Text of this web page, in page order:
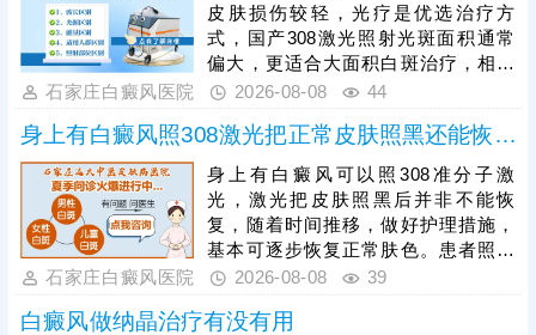
皮肤损伤较轻，光疗是优选治疗方
式，国产308激光照射光斑面积通常
偏大，更适合大面积白斑治疗，相较
之下，进口308激光靶向性强、光源
边健康肌肤，兼具安全性与高效性，
能快速激活黑色素细胞，更适配早期
白癜风的治疗需求。患者进行308激
光治疗时，需严格遵循医嘱把控照射
剂量，坚持照射治疗，不可随意中
断，避免影响复色效果。
石家庄白癜风医院 2026-08-08 44
身上有白癜风照308激光把正常皮肤照黑还能恢复吗
身上有白癜风可以照308准分子激
光，激光把皮肤照黑后并非不能恢
复，随着时间推移，做好护理措施，
基本可逐步恢复正常肤色。患者照光
治白癜风还需确定合适的频率，持之
转。照光期间需要定期复查，评估疗
石家庄白癜风医院 2026-08-08 39
白癜风做纳晶治疗有没有用